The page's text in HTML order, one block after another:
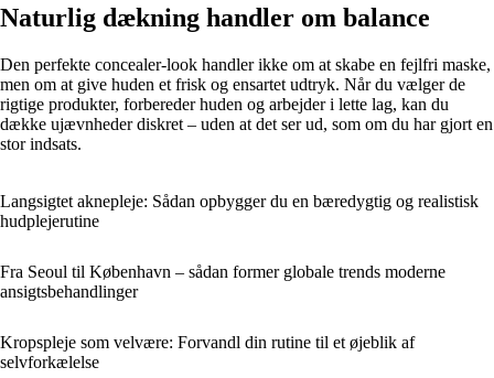
Naturlig dækning handler om balance
Den perfekte concealer-look handler ikke om at skabe en fejlfri maske,
men om at give huden et frisk og ensartet udtryk. Når du vælger de
rigtige produkter, forbereder huden og arbejder i lette lag, kan du
dække ujævnheder diskret – uden at det ser ud, som om du har gjort en
stor indsats.
Langsigtet aknepleje: Sådan opbygger du en bæredygtig og realistisk
hudplejerutine
Fra Seoul til København – sådan former globale trends moderne
ansigtsbehandlinger
Kropspleje som velvære: Forvandl din rutine til et øjeblik af
selvforkælelse